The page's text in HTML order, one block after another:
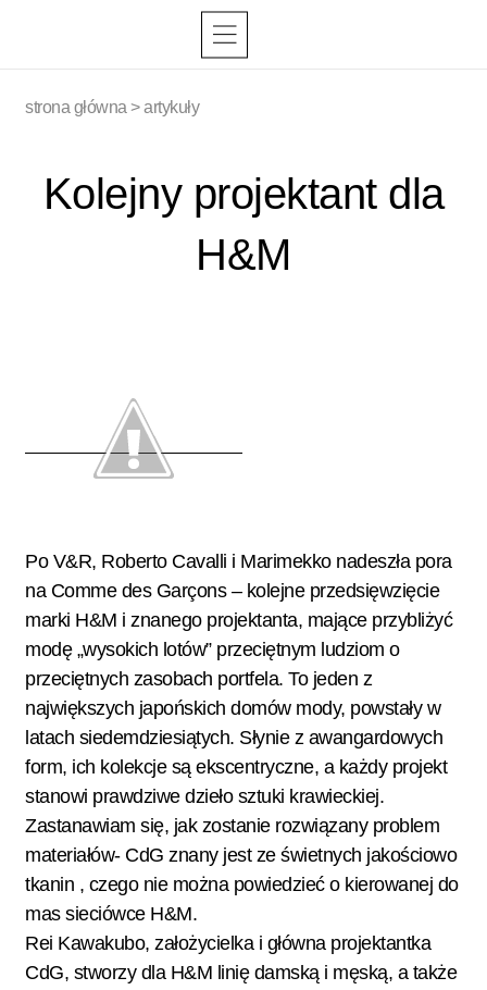
strona główna >artykuły
Kolejny projektant dla
H&M
Po V&R, Roberto Cavalli i Marimekko nadeszła pora
na Comme des Garçons – kolejne przedsięwzięcie
marki H&M i znanego projektanta, mające przybliżyć
modę „wysokich lotów” przeciętnym ludziom o
przeciętnych zasobach portfela. To jeden z
największych japońskich domów mody, powstały w
latach siedemdziesiątych. Słynie z awangardowych
form, ich kolekcje są ekscentryczne, a każdy projekt
stanowi prawdziwe dzieło sztuki krawieckiej.
Zastanawiam się, jak zostanie rozwiązany problem
materiałów- CdG znany jest ze świetnych jakościowo
tkanin , czego nie można powiedzieć o kierowanej do
mas sieciówce H&M.
Rei Kawakubo, założycielka i główna projektantka
CdG, stworzy dla H&M linię damską i męską, a także